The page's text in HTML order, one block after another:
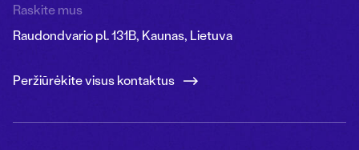
Raskite mus
Raudondvario pl. 131B, Kaunas, Lietuva
Peržiūrėkite visus kontaktus